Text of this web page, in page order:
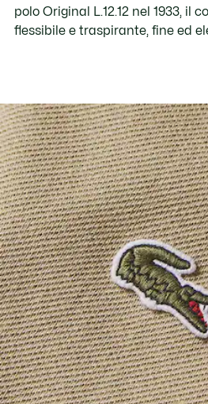
polo Original L.12.12 nel 1933, il
flessibile e traspirante, fine ed